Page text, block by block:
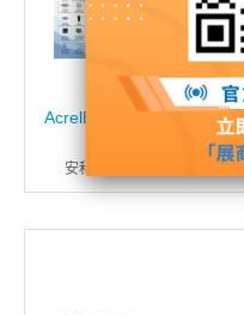
AcrelEMS3.0智慧能源管理
安科瑞电气股份有限公司